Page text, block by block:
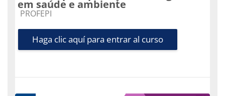
em saúde e ambiente
Categoría de cursos
PROFEPI
Haga clic aquí para entrar al curso